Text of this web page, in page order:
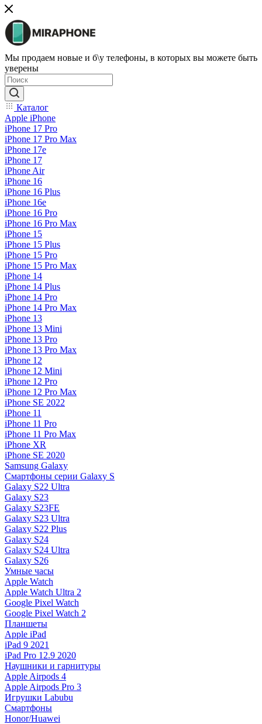
Мы продаем новые и б\у телефоны, в которых вы можете быть
уверены
Каталог
Apple iPhone
iPhone 17 Pro
iPhone 17 Pro Max
iPhone 17e
iPhone 17
iPhone Air
iPhone 16
iPhone 16 Plus
iPhone 16e
iPhone 16 Pro
iPhone 16 Pro Max
iPhone 15
iPhone 15 Plus
iPhone 15 Pro
iPhone 15 Pro Max
iPhone 14
iPhone 14 Plus
iPhone 14 Pro
iPhone 14 Pro Max
iPhone 13
iPhone 13 Mini
iPhone 13 Pro
iPhone 13 Pro Max
iPhone 12
iPhone 12 Mini
iPhone 12 Pro
iPhone 12 Pro Max
iPhone SE 2022
iPhone 11
iPhone 11 Pro
iPhone 11 Pro Max
iPhone XR
iPhone SE 2020
Samsung Galaxy
Смартфоны серии Galaxy S
Galaxy S22 Ultra
Galaxy S23
Galaxy S23FE
Galaxy S23 Ultra
Galaxy S22 Plus
Galaxy S24
Galaxy S24 Ultra
Galaxy S26
Умные часы
Apple Watch
Apple Watch Ultra 2
Google Pixel Watch
Google Pixel Watch 2
Планшеты
Apple iPad
iPad 9 2021
iPad Pro 12.9 2020
Наушники и гарнитуры
Apple Airpods 4
Apple Airpods Pro 3
Игрушки Labubu
Смартфоны
Honor/Huawei